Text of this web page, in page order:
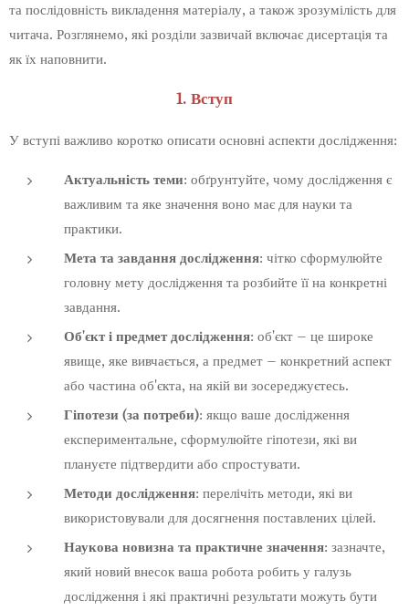
та послідовність викладення матеріалу, а також зрозумілість для
читача. Розглянемо, які розділи зазвичай включає дисертація та
як їх наповнити.
1. Вступ
У вступі важливо коротко описати основні аспекти дослідження:
Актуальність теми: обґрунтуйте, чому дослідження є
важливим та яке значення воно має для науки та
практики.
Мета та завдання дослідження: чітко сформулюйте
головну мету дослідження та розбийте її на конкретні
завдання.
Об'єкт і предмет дослідження: об'єкт – це широке
явище, яке вивчається, а предмет – конкретний аспект
або частина об'єкта, на якій ви зосереджуєтесь.
Гіпотези (за потреби): якщо ваше дослідження
експериментальне, сформулюйте гіпотези, які ви
плануєте підтвердити або спростувати.
Методи дослідження: перелічіть методи, які ви
використовували для досягнення поставлених цілей.
Наукова новизна та практичне значення: зазначте,
який новий внесок ваша робота робить у галузь
дослідження і які практичні результати можуть бути